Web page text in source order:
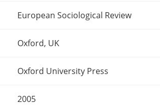
European Sociological Review
Oxford, UK
Oxford University Press
2005